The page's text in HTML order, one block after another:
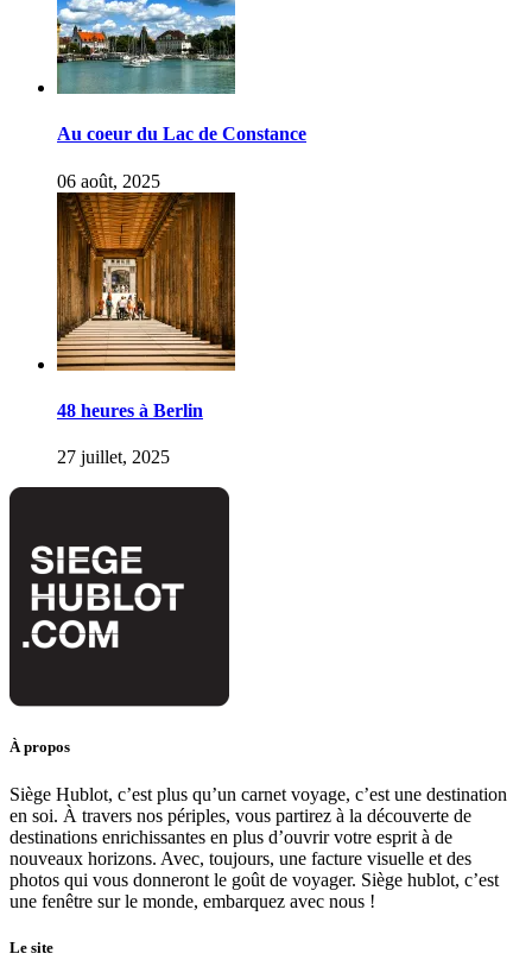
Au coeur du Lac de Constance
06 août, 2025
48 heures à Berlin
27 juillet, 2025
À propos
Siège Hublot, c’est plus qu’un carnet voyage, c’est une destination
en soi. À travers nos périples, vous partirez à la découverte de
destinations enrichissantes en plus d’ouvrir votre esprit à de
nouveaux horizons. Avec, toujours, une facture visuelle et des
photos qui vous donneront le goût de voyager. Siège hublot, c’est
une fenêtre sur le monde, embarquez avec nous !
Le site